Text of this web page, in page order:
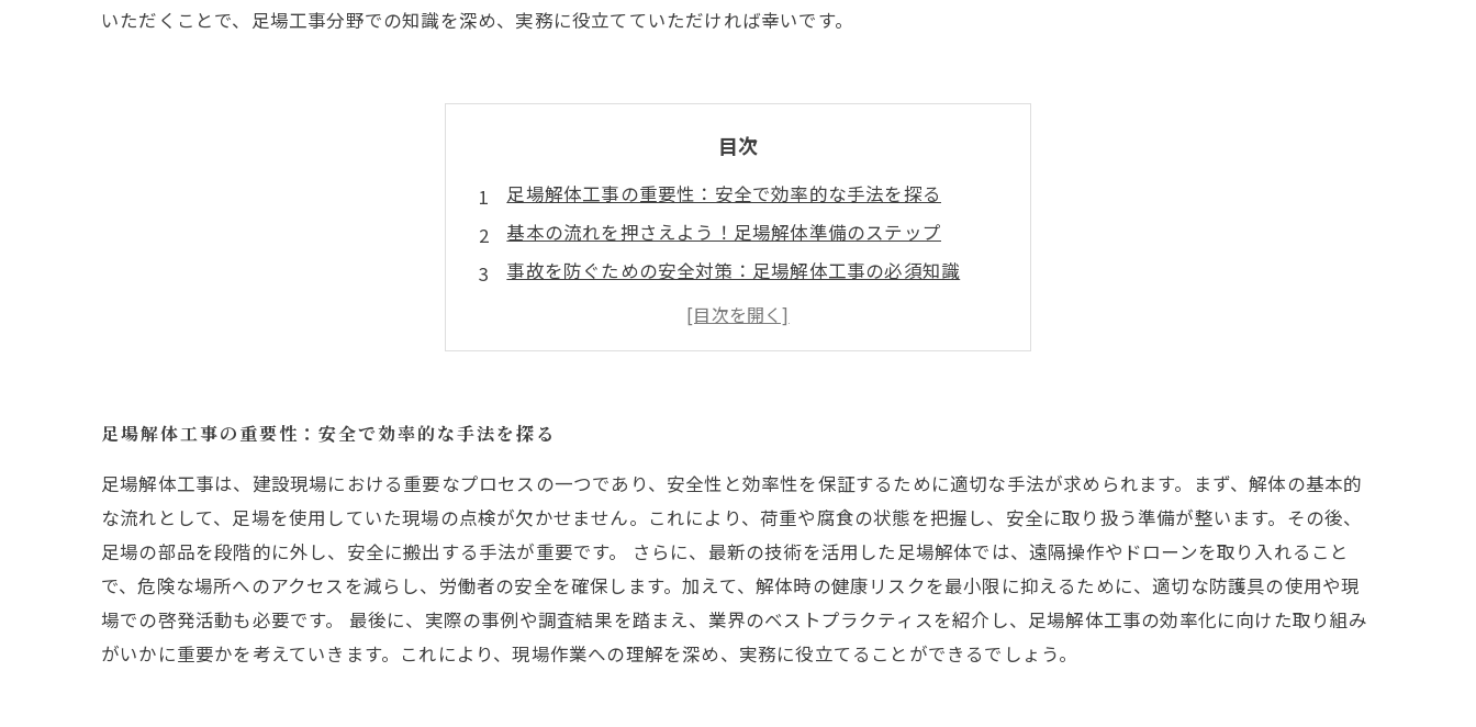
いただくことで、足場工事分野での知識を深め、実務に役立てていただければ幸いです。
目次
足場解体工事の重要性：安全で効率的な手法を探る
基本の流れを押さえよう！足場解体準備のステップ
事故を防ぐための安全対策：足場解体工事の必須知識
最新技術の導入：スムーズな足場解体の秘訣
専門家からのアドバイス：準備と計画がカギとなる
未来への道筋：効率化を進めるためのベストプラクティス
足場解体工事の重要性：安全で効率的な手法を探る
足場解体工事は、建設現場における重要なプロセスの一つであり、安全性と効率性を保証するために適切な手法が求められます。まず、解体の基本的
な流れとして、足場を使用していた現場の点検が欠かせません。これにより、荷重や腐食の状態を把握し、安全に取り扱う準備が整います。その後、
足場の部品を段階的に外し、安全に搬出する手法が重要です。 さらに、最新の技術を活用した足場解体では、遠隔操作やドローンを取り入れること
で、危険な場所へのアクセスを減らし、労働者の安全を確保します。加えて、解体時の健康リスクを最小限に抑えるために、適切な防護具の使用や現
場での啓発活動も必要です。 最後に、実際の事例や調査結果を踏まえ、業界のベストプラクティスを紹介し、足場解体工事の効率化に向けた取り組み
がいかに重要かを考えていきます。これにより、現場作業への理解を深め、実務に役立てることができるでしょう。